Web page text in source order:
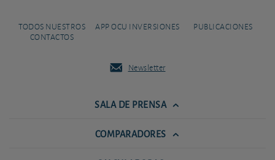
TODOS NUESTROS
CONTACTOS
APP OCU INVERSIONES PUBLICACIONES
Newsletter
SALA DE PRENSA
COMPARADORES